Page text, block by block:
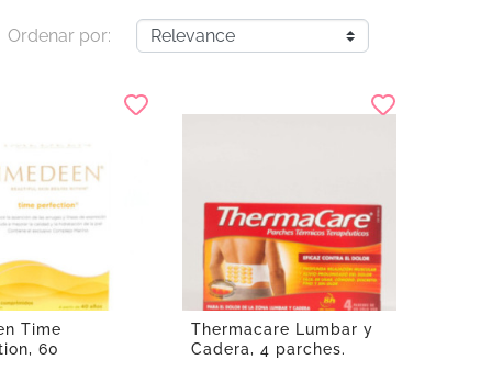
Ordenar por:
Time
60
Thermacare Lumbar y
Cadera, 4 parches.